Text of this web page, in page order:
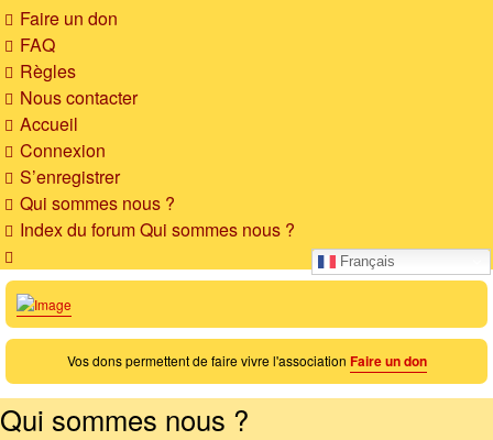
Faire un don
FAQ
Règles
Nous contacter
Accueil
Connexion
S’enregistrer
Qui sommes nous ?
Index du forumQui sommes nous ?
Français
Vos dons permettent de faire vivre l'association Faire un don
Qui sommes nous ?